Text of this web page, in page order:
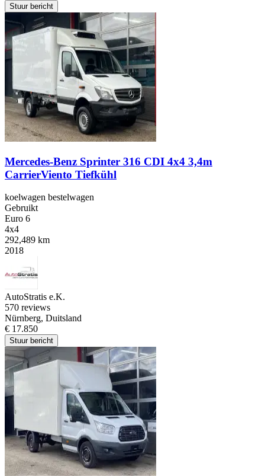
Stuur bericht
Mercedes-Benz Sprinter 316 CDI 4x4 3,4m
CarrierViento Tiefkühl
koelwagen bestelwagen
Gebruikt
Euro 6
4x4
292,489 km
2018
AutoStratis e.K.
570 reviews
Nürnberg, Duitsland
€ 17.850
Stuur bericht